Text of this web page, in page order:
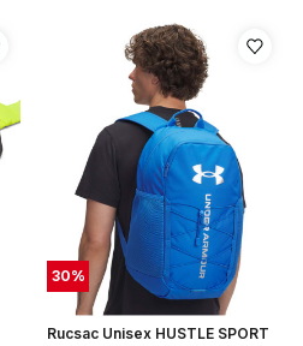
30%
Rucsac Unisex HUSTLE SPORT